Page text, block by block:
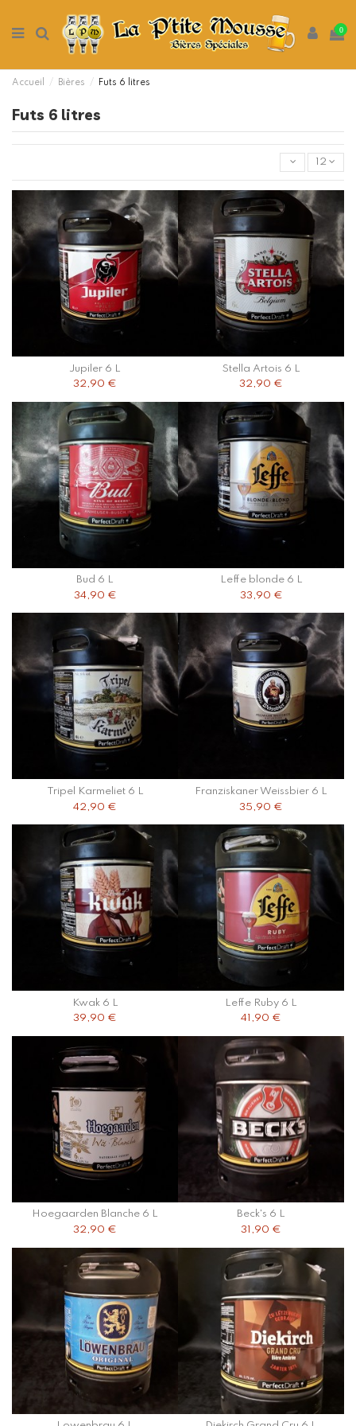
0
Accueil Bières Futs 6 litres
Futs 6 litres
12
Jupiler 6 L
32,90 €
Stella Artois 6 L
32,90 €
Bud 6 L
34,90 €
Leffe blonde 6 L
33,90 €
Tripel Karmeliet 6 L
42,90 €
Franziskaner Weissbier 6 L
35,90 €
Kwak 6 L
39,90 €
Leffe Ruby 6 L
41,90 €
Hoegaarden Blanche 6 L
32,90 €
Beck's 6 L
31,90 €